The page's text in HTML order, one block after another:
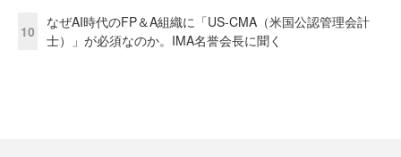
10
なぜAI時代のFP＆A組織に「US-CMA（米国公認管理会計
士）」が必須なのか。IMA名誉会長に聞く